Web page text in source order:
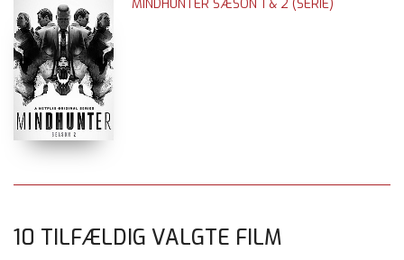
MINDHUNTER SÆSON 1 & 2 (SERIE)
10 TILFÆLDIG VALGTE FILM